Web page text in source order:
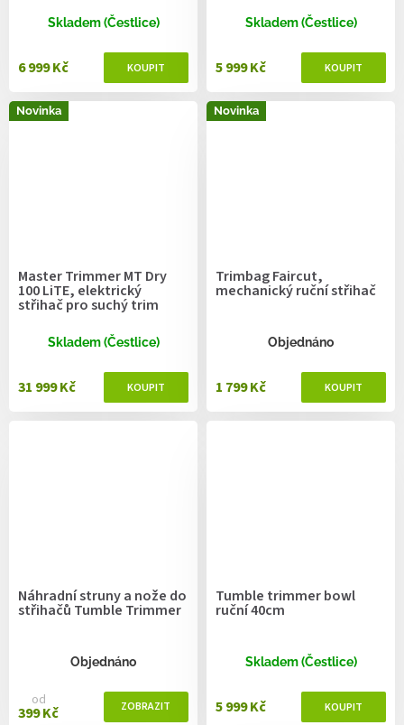
Skladem (Čestlice)
6 999 Kč
Skladem (Čestlice)
5 999 Kč
Novinka
Master Trimmer MT Dry
100 LiTE, elektrický
střihač pro suchý trim
Skladem (Čestlice)
31 999 Kč
Novinka
Trimbag Faircut,
mechanický ruční střihač
Objednáno
1 799 Kč
Náhradní struny a nože do
střihačů Tumble Trimmer
Objednáno
od
399 Kč
Tumble trimmer bowl
ruční 40cm
Skladem (Čestlice)
5 999 Kč